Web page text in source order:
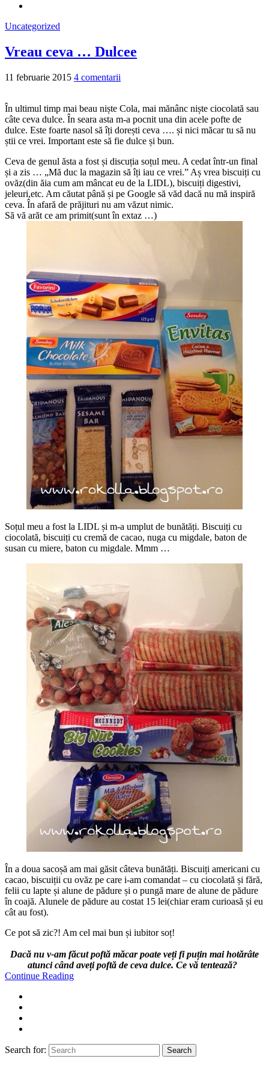
Uncategorized
Vreau ceva … Dulcee
11 februarie 2015 4 comentarii
În ultimul timp mai beau niște Cola, mai mănânc niște ciocolată sau
câte ceva dulce. În seara asta m-a pocnit una din acele pofte de
dulce. Este foarte nasol să îți dorești ceva …. și nici măcar tu să nu
știi ce vrei. Important este să fie dulce și bun.
Ceva de genul ăsta a fost și discuția soțul meu. A cedat într-un final
și a zis … „Mă duc la magazin să îți iau ce vrei.” Aș vrea biscuiți cu
ovăz(din ăia cum am mâncat eu de la LIDL), biscuiți digestivi,
jeleuri,etc. Am căutat până și pe Google să văd dacă nu mă inspiră
ceva. În afară de prăjituri nu am văzut nimic.
Să vă arăt ce am primit(sunt în extaz …)
Soțul meu a fost la LIDL și m-a umplut de bunătăți. Biscuiți cu
ciocolată, biscuiți cu cremă de cacao, nuga cu migdale, baton de
susan cu miere, baton cu migdale. Mmm …
În a doua sacoșă am mai găsit câteva bunătăți. Biscuiți americani cu
cacao, biscuiții cu ovăz pe care i-am comandat – cu ciocolată și fără,
felii cu lapte și alune de pădure și o pungă mare de alune de pădure
în coajă. Alunele de pădure au costat 15 lei(chiar eram curioasă și eu
cât au fost).
Ce pot să zic?! Am cel mai bun și iubitor soț!
Dacă nu v-am făcut poftă măcar poate veți fi puțin mai hotărâte
atunci când aveți poftă de ceva dulce. Ce vă tentează?
Continue Reading
Search for: Search